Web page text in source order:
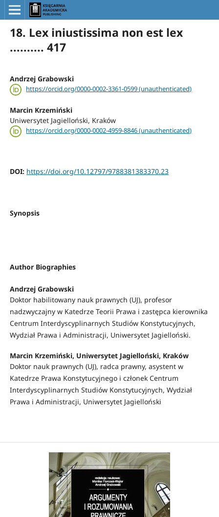
18. Lex iniustissima non est lex
.......... 417
Andrzej Grabowski
https://orcid.org/0000-0002-3361-0599 (unauthenticated)
Marcin Krzemiński
Uniwersytet Jagielloński, Kraków
https://orcid.org/0000-0002-4959-8846 (unauthenticated)
DOI: https://doi.org/10.12797/9788381383370.23
Synopsis
Author Biographies
Andrzej Grabowski
Doktor habilitowany nauk prawnych (UJ), profesor
nadzwyczajny w Katedrze Teorii Prawa i zastępca kierownika
Centrum Interdyscyplinarnych Studiów Konstytucyjnych,
Wydział Prawa i Administracji, Uniwersytet Jagielloński.
Marcin Krzemiński, Uniwersytet Jagielloński, Kraków
Doktor nauk prawnych (UJ), radca prawny, asystent w
Katedrze Prawa Konstytucyjnego i członek Centrum
Interdyscyplinarnych Studiów Konstytucyjnych, Wydział
Prawa i Administracji, Uniwersytet Jagielloński